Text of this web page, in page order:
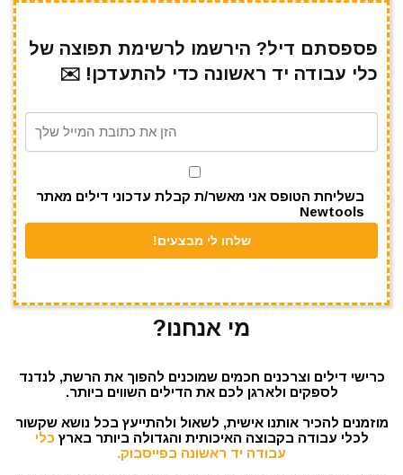
e
b
o
te
r
l
s
A
p
gr
a
m
e
פספסתם דיל? הירשמו לרשימת תפוצה של
כלי עבודה יד ראשונה כדי להתעדכן! ✉️
בשליחת הטופס אני מאשר/ת קבלת עדכוני דילים מאתר
Newtools
מי אנחנו?
כרישי דילים וצרכנים חכמים שמוכנים להפוך את הרשת, לנדנד
לספקים ולארגן לכם את הדילים השווים ביותר.
מוזמנים להכיר אותנו אישית, לשאול ולהתייעץ בכל נושא שקשור
לכלי עבודה בקבוצה האיכותית והגדולה ביותר בארץ כלי
עבודה יד ראשונה בפייסבוק.